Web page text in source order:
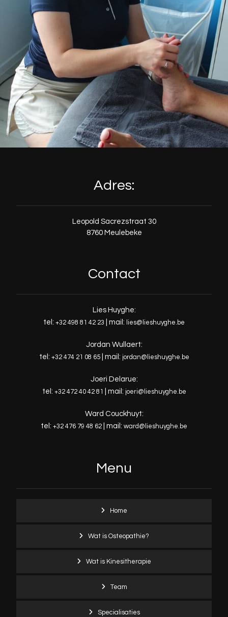
Adres:
Leopold Sacrezstraat 30
8760 Meulebeke
Contact
Lies Huyghe:
tel: +32 498 81 42 23 | mail: lies@lieshuyghe.be
Jordan Wullaert:
tel: +32 474 21 08 65| mail: jordan@lieshuyghe.be
Joeri Delarue:
tel: +32 472 40 42 81 | mail: joeri@lieshuyghe.be
Ward Couckhuyt:
tel: +32 476 79 48 62 | mail: ward@lieshuyghe.be
Menu
Home
Wat is Osteopathie?
Wat is Kinesitherapie
Team
Specialisaties